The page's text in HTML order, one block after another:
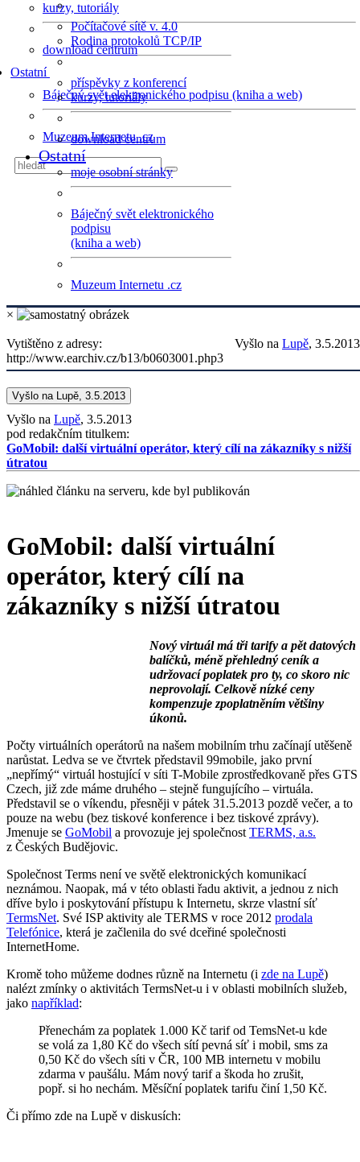
kurzy, tutoriály
download centrum
Ostatní
Báječný svět elektronického podpisu (kniha a web)
Muzeum Internetu .cz
Počítačové sítě v. 4.0
Rodina protokolů TCP/IP
příspěvky z konferencí
kurzy, tutoriály
download centrum
Ostatní
moje osobní stránky
Báječný svět elektronického
podpisu
(kniha a web)
Muzeum Internetu .cz
×
Vyšlo na Lupě, 3.5.2013
Vytištěno z adresy:
http://www.earchiv.cz/b13/b0603001.php3
Vyšlo na Lupě, 3.5.2013
Vyšlo na Lupě, 3.5.2013
pod redakčním titulkem:
GoMobil: další virtuální operátor, který cílí na zákazníky s nižší
útratou
GoMobil: další virtuální
operátor, který cílí na
zákazníky s nižší útratou
Nový virtuál má tři tarify a pět datových
balíčků, méně přehledný ceník a
udržovací poplatek pro ty, co skoro nic
neprovolají. Celkově nízké ceny
kompenzuje zpoplatněním většiny
úkonů.
Počty virtuálních operátorů na našem mobilním trhu začínají utěšeně
narůstat. Ledva se ve čtvrtek představil 99mobile, jako první
„nepřímý“ virtuál hostující v síti T-Mobile zprostředkovaně přes GTS
Czech, již zde máme druhého – stejně fungujícího – virtuála.
Představil se o víkendu, přesněji v pátek 31.5.2013 pozdě večer, a to
pouze na webu (bez tiskové konference i bez tiskové zprávy).
Jmenuje se GoMobil a provozuje jej společnost TERMS, a.s.
z Českých Budějovic.
Společnost Terms není ve světě elektronických komunikací
neznámou. Naopak, má v této oblasti řadu aktivit, a jednou z nich
dříve bylo i poskytování přístupu k Internetu, skrze vlastní síť
TermsNet. Své ISP aktivity ale TERMS v roce 2012 prodala
Telefónice, která je začlenila do své dceřiné společnosti
InternetHome.
Kromě toho můžeme dodnes různě na Internetu (i zde na Lupě)
nalézt zmínky o aktivitách TermsNet-u i v oblasti mobilních služeb,
jako například:
Přenechám za poplatek 1.000 Kč tarif od TemsNet-u kde
se volá za 1,80 Kč do všech sítí pevná síť i mobil, sms za
0,50 Kč do všech síti v ČR, 100 MB internetu v mobilu
zdarma v paušálu. Mám nový tarif a škoda ho zrušit,
popř. si ho nechám. Měsíční poplatek tarifu činí 1,50 Kč.
Či přímo zde na Lupě v diskusích: